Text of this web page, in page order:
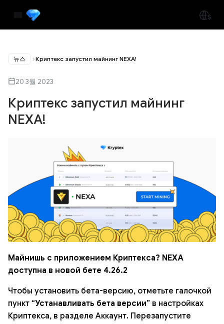
뉴스 Криптекс запустил майнинг NEXA!
20 3월 2023
Криптекс запустил майнинг
NEXA!
Майнишь c приложением Криптекса? NEXA
доступна в новой бете 4.26.2
Чтобы установить бета-версию, отметьте галочкой
пункт “Устанавливать бета версии” в настройках
Криптекса, в разделе Аккаунт. Перезапустите